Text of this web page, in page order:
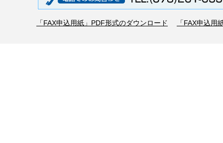
「FAX申込用紙」PDF形式のダウンロード 「FAX申込用